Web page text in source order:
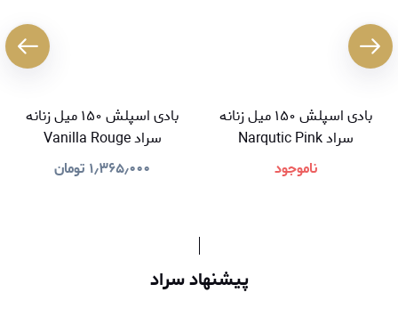
بادی اسپلش ۱۵۰ میل زنانه
سراد Narqutic Pink
ناموجود
بادی اسپلش ۱۵۰ میل زنانه
سراد Vanilla Rouge
۱٫۳۶۵٫۰۰۰ تومان
پیشنهاد سراد